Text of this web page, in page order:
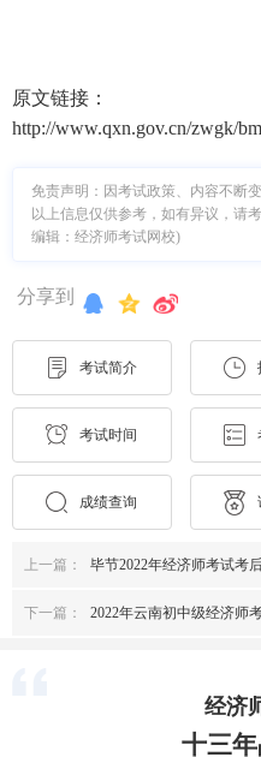
原文链接：
http://www.qxn.gov.cn/zwgk/
免责声明：因考试政策、内容不断
以上信息仅供参考，如有异议，请
编辑：经济师考试网校)
分享到
考试简介
考试时间
成绩查询
上一篇： 毕节2022年经济师考试考
下一篇： 2022年云南初中级经济师
经济
十三